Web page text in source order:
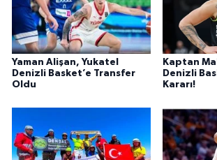
Yaman Alişan, Yukatel
Denizli Basket’e Transfer
Oldu
Kaptan
Denizli
Kararı!